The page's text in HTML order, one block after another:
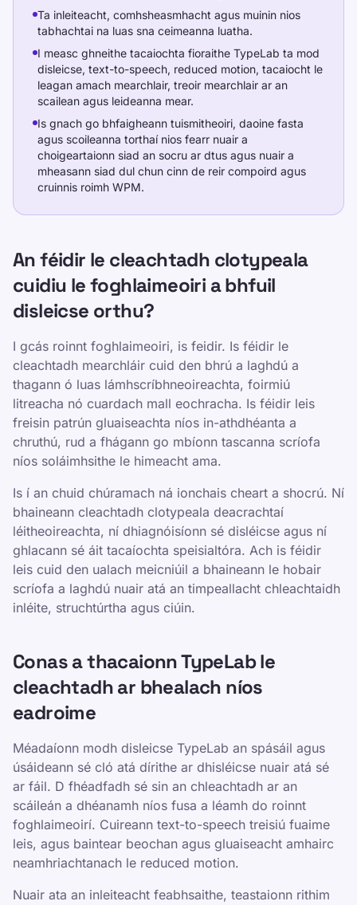
Ta inleiteacht, comhsheasmhacht agus muinin nios
tabhachtai na luas sna ceimeanna luatha.
I measc ghneithe tacaiochta fioraithe TypeLab ta mod
disleicse, text-to-speech, reduced motion, tacaiocht le
leagan amach mearchlair, treoir mearchlair ar an
scailean agus leideanna mear.
Is gnach go bhfaigheann tuismitheoiri, daoine fasta
agus scoileanna torthaí nios fearr nuair a
choigeartaionn siad an socru ar dtus agus nuair a
mheasann siad dul chun cinn de reir compoird agus
cruinnis roimh WPM.
An féidir le cleachtadh clotypeala
cuidiu le foghlaimeoiri a bhfuil
disleicse orthu?
I gcás roinnt foghlaimeoiri, is feidir. Is féidir le
cleachtadh mearchláir cuid den bhrú a laghdú a
thagann ó luas lámhscríbhneoireachta, foirmiú
litreacha nó cuardach mall eochracha. Is féidir leis
freisin patrún gluaiseachta níos in-athdhéanta a
chruthú, rud a fhágann go mbíonn tascanna scríofa
níos soláimhsithe le himeacht ama.
Is í an chuid chúramach ná ionchais cheart a shocrú. Ní
bhaineann cleachtadh clotypeala deacrachtaí
léitheoireachta, ní dhiagnóisíonn sé disléicse agus ní
ghlacann sé áit tacaíochta speisialtóra. Ach is féidir
leis cuid den ualach meicniúil a bhaineann le hobair
scríofa a laghdú nuair atá an timpeallacht chleachtaidh
inléite, struchtúrtha agus ciúin.
Conas a thacaionn TypeLab le
cleachtadh ar bhealach níos
eadroime
Méadaíonn modh disleicse TypeLab an spásáil agus
úsáideann sé cló atá dírithe ar dhisléicse nuair atá sé
ar fáil. D fhéadfadh sé sin an chleachtadh ar an
scáileán a dhéanamh níos fusa a léamh do roinnt
foghlaimeoirí. Cuireann text-to-speech treisiú fuaime
leis, agus baintear beochan agus gluaiseacht amhairc
neamhriachtanach le reduced motion.
Nuair ata an inleiteacht feabhsaithe, teastaionn rithim